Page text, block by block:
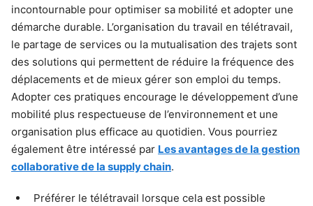
incontournable pour optimiser sa mobilité et adopter une
démarche durable. L’organisation du travail en télétravail,
le partage de services ou la mutualisation des trajets sont
des solutions qui permettent de réduire la fréquence des
déplacements et de mieux gérer son emploi du temps.
Adopter ces pratiques encourage le développement d’une
mobilité plus respectueuse de l’environnement et une
organisation plus efficace au quotidien. Vous pourriez
également être intéressé par Les avantages de la gestion
collaborative de la supply chain.
Préférer le télétravail lorsque cela est possible